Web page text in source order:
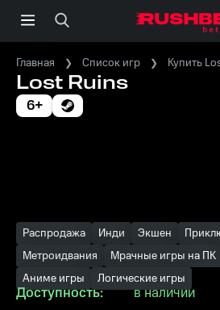
Главная Список игр Купить
Lost Ruins
6+
Распродажа Инди Экшен
Метроидвания
Мрачные игры на ПК
Аниме игры
Логические игры
Доступность:
в наличии